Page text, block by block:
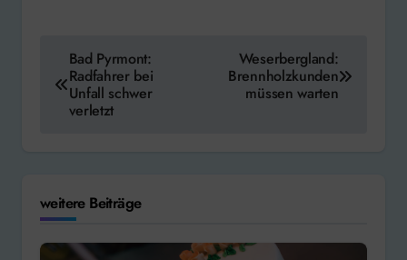
Beitragsnavigation
Bad Pyrmont:
Radfahrer bei
Unfall schwer
verletzt
Weserbergland:
Brennholzkunden
müssen warten
weitere Beiträge